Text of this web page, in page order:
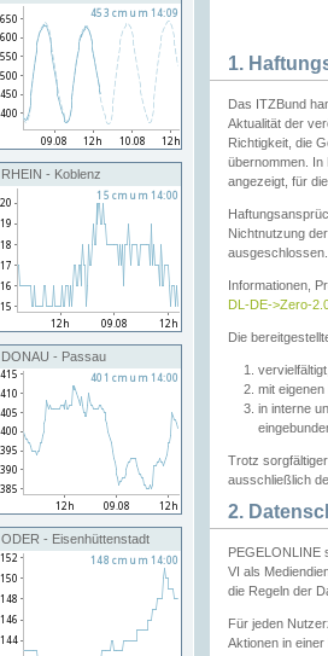
RHEIN - Koblenz
DONAU - Passau
ODER - Eisenhüttenstadt
1.
Das ITZBund
Aktualität der
Richtigkeit, die
übernommen. In
angezeigt, für
Nichtnutzung
ausgeschlossen.
Informationen,
DL-DE->Zero-
Die
mit
in interne
Trotz
ausschließlich
2.
PEGELONLINE
VI als
die Regeln der
Für jeden
Aktionen in